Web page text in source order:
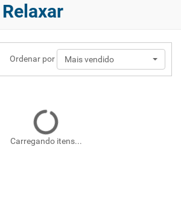
Ordenar por Mais vendido
Carregando itens...